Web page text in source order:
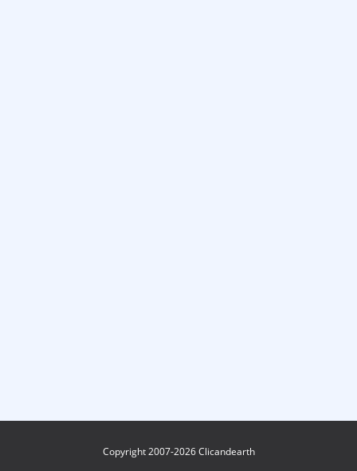
Copyright 2007-2026 Clicandearth